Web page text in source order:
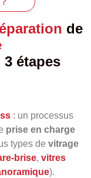
de
3 étapes
: un processus
prise en charge
types de vitrage
, vitres
).